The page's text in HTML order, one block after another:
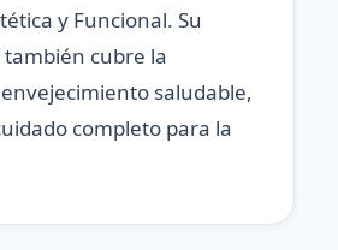
y Funcional. Su
cubre la
saludable,
completo para la